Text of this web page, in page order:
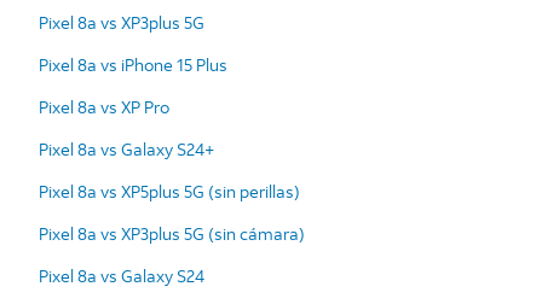
Pixel 8a vs XP3plus 5G
Pixel 8a vs iPhone 15 Plus
Pixel 8a vs XP Pro
Pixel 8a vs Galaxy S24+
Pixel 8a vs XP5plus 5G (sin perillas)
Pixel 8a vs XP3plus 5G (sin cámara)
Pixel 8a vs Galaxy S24